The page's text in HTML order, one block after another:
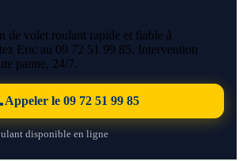
de volet roulant rapide et fiable à
Eric au 09 72 51 99 85. Intervention
panne, 24/7.
Appeler le 09 72 51 99 85
disponible en ligne